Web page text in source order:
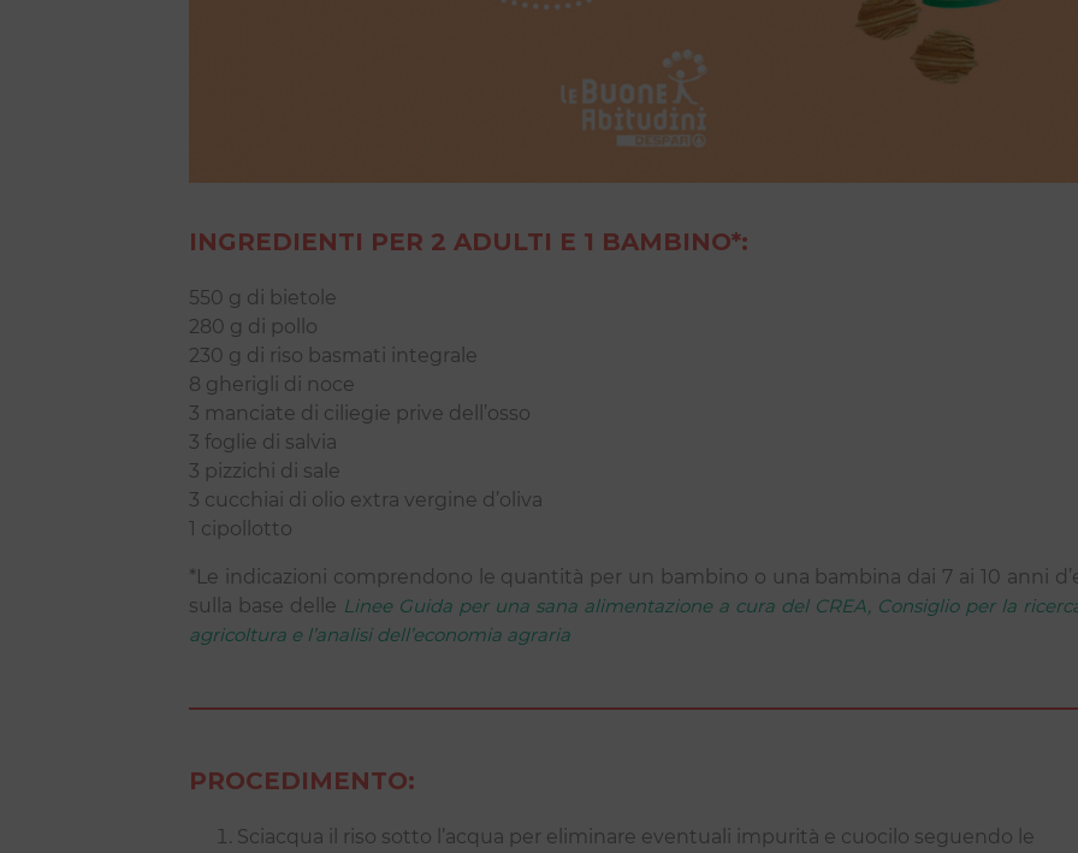
INGREDIENTI PER 2 ADULTI E 1 BAMBINO*:
550 g di bietole
280 g di pollo
230 g di riso basmati integrale
8 gherigli di noce
3 manciate di ciliegie prive dell’osso
3 foglie di salvia
3 pizzichi di sale
3 cucchiai di olio extra vergine d’oliva
1 cipollotto
*Le indicazioni comprendono le quantità per un bambino o una bambina dai 7 ai 10 anni
sulla base delle Linee Guida per una sana alimentazione a cura del CREA, Consiglio per la
agricoltura e l’analisi dell’economia agraria
PROCEDIMENTO:
Sciacqua il riso sotto l’acqua per eliminare eventuali impurità e cuocilo seguendo le